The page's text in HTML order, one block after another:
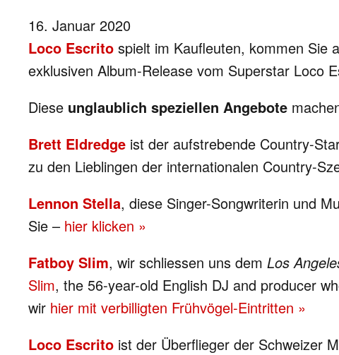
16. Januar 2020
Loco Escrito spielt im Kaufleuten, kommen Sie
exklusiven Album-Release vom Superstar Loco
Diese unglaublich speziellen Angebote
Brett Eldredge ist der aufstrebende Country-
zu den Lieblingen der internationalen Country-
Lennon Stella, diese Singer-Songwriterin und
Sie – hier klicken »
Fatboy Slim, wir schliessen uns dem Los
Slim, the 56-year-old English DJ and producer
wir hier mit verbilligten Frühvögel-Eintritten »
Loco Escrito ist der Überflieger der Schweizer